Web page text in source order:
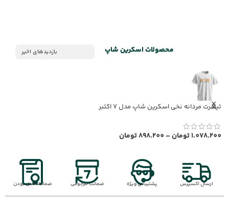
محصولات اسکرین شاپ بازدیدهای اخیر
تیشرت مردانه نخی اسکرین شاپ مدل 7 اکتبر
1.078.200تومان –
898.200تومان
ارسال اکسپرس پشتیبانی ویژه ضمانت مرجوعی ضمانت اصل بودن